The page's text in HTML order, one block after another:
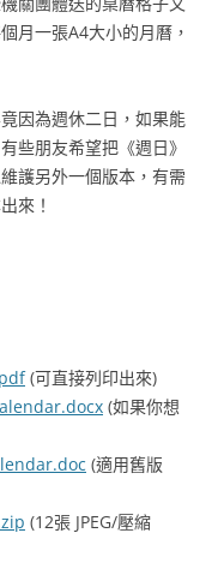
月一張A4大小的月曆，
因為週休二日，如果能
些朋友希望把《週日》
護另外一個版本，有需
來！
(可直接列印出來)
(如果你想
(適用舊版
(12張 JPEG/壓縮